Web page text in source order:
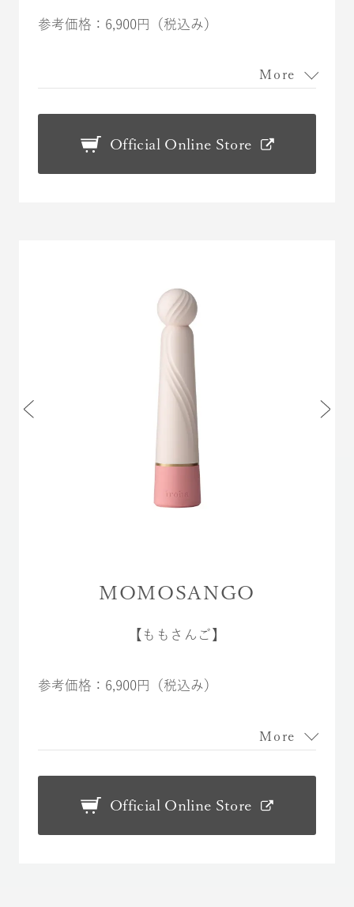
参考価格：6,900円（税込み）
More
Official Online Store
MOMOSANGO
【ももさんご】
参考価格：6,900円（税込み）
More
Official Online Store